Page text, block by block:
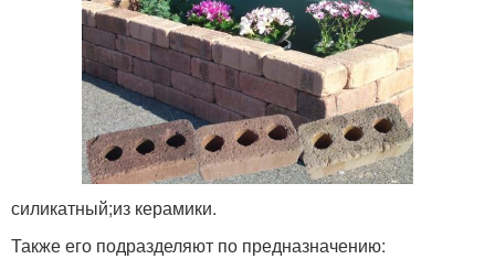
силикатный;из керамики.
Также его подразделяют по предназначению: